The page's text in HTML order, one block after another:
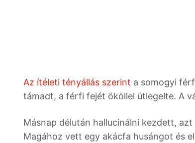
Az ítéleti tényállás szerint a somogyi
támadt, a férfi fejét ököllel ütlegelte. A
Másnap délután hallucinálni kezdett,
Magához vett egy akácfa husángot és